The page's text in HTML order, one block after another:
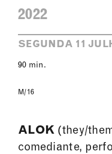
2022
SEGUNDA 11
90 min.
M/16
ALOK (they/
comediante,